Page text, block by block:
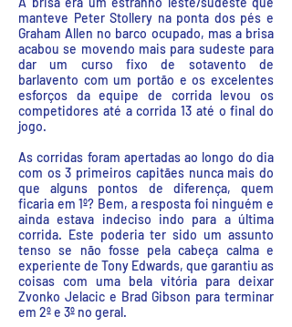
manteve Peter Stollery na ponta dos pés e
Graham Allen no barco ocupado, mas a brisa
acabou se movendo mais para sudeste para
dar um curso fixo de sotavento de
barlavento com um portão e os excelentes
esforços da equipe de corrida levou os
competidores até a corrida 13 até o final do
jogo.
As corridas foram apertadas ao longo do dia
com os 3 primeiros capitães nunca mais do
que alguns pontos de diferença, quem
ficaria em 1º? Bem, a resposta foi ninguém e
ainda estava indeciso indo para a última
corrida. Este poderia ter sido um assunto
tenso se não fosse pela cabeça calma e
experiente de Tony Edwards, que garantiu as
coisas com uma bela vitória para deixar
Zvonko Jelacic e Brad Gibson para terminar
em 2º e 3º no geral.